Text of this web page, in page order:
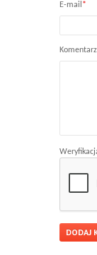
E-mail*
Komentarz